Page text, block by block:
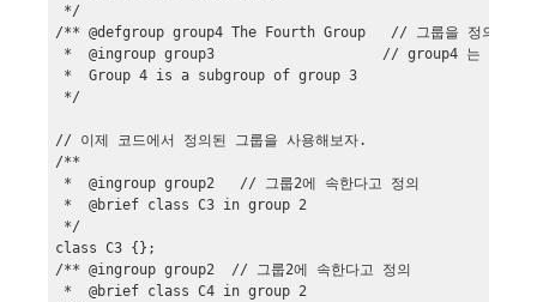
*/
/** @defgroup group4 The Fourth Group   // 그룹을 정의
*  @ingroup group3                    // group4 는 group3 의
*  Group 4 is a subgroup of group 3
*/
// 이제 코드에서 정의된 그룹을 사용해보자.
/**
*  @ingroup group2   // 그룹2에 속한다고 정의
*  @brief class C3 in group 2
*/
class C3 {};
/** @ingroup group2  // 그룹2에 속한다고 정의
*  @brief class C4 in group 2